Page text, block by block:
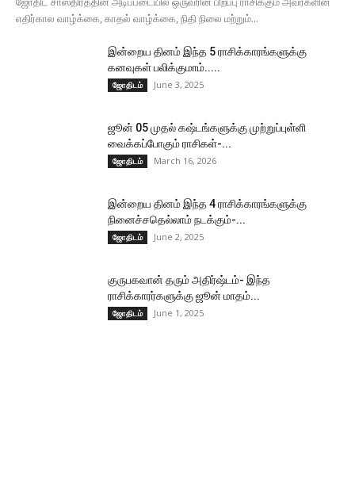
எதிர்கால வாழ்க்கை, காதல் வாழ்க்கை, நிதி நிலை மற்றும்...
இன்றைய தினம் இந்த 5 ராசிக்காரங்களுக்கு
கனவுகள் பலிக்குமாம்.....
ஜோதிடம் June 3, 2025
ஜூன் 05 முதல் கஷ்டங்களுக்கு முற்றுப்புள்ளி
வைக்கப்போகும் ராசிகள்-...
ஜோதிடம் March 16, 2026
இன்றைய தினம் இந்த 4 ராசிக்காரங்களுக்கு
நினைச்சதெல்லாம் நடக்கும்-...
ஜோதிடம் June 2, 2025
குருபகவான் தரும் அதிர்ஷ்டம்- இந்த
ராசிக்காரர்களுக்கு ஜூன் மாதம்...
ஜோதிடம் June 1, 2025